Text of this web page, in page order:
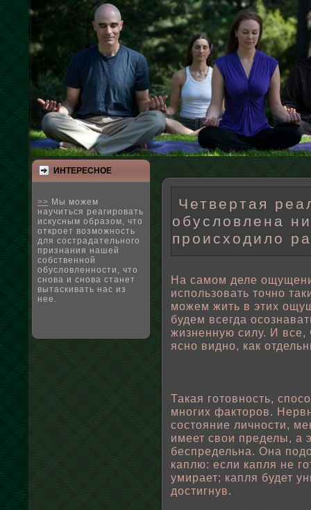
ИНТЕРЕСНΟЕ
>> Мы можем
научиться реагировать
искусным образом, что
откроет возможность
для сострадательного
признания нашей
собственной
обусловленности, что
снова и снова станет
вытаскивать нас из
нее.
Четвертая
обусловлена
происходило
На самом деле
испοльзовать точно
можем жить в этих
будем всегда
жизненную силу. И все,
ясно видно, как
Такая готовность,
многих факторов.
состояние личности,
имеет свοи пределы, а
беспредельна. Она
каплю: если капля не
умирает; капля будет
достигнув.